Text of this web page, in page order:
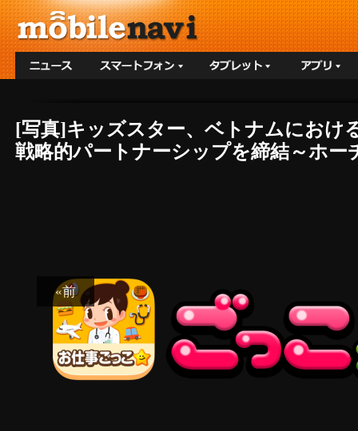
[写真]キッズスター、ベトナムにおけ
戦略的パートナーシップを締結～ホー
«前